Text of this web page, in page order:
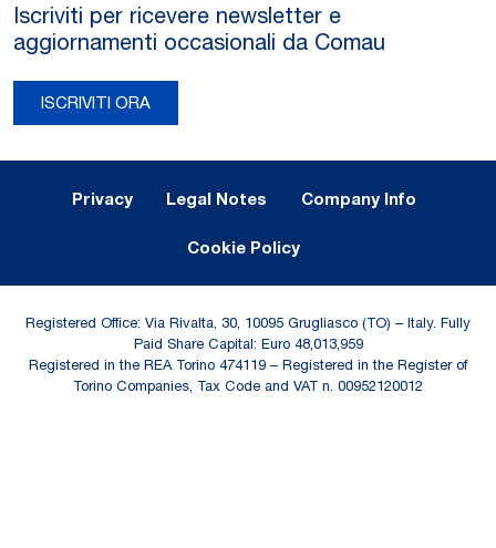
Iscriviti per ricevere newsletter e
aggiornamenti occasionali da Comau
ISCRIVITI ORA
Privacy Legal Notes Company Info
Cookie Policy
Registered Office: Via Rivalta, 30, 10095 Grugliasco (TO) – Italy. Fully
Paid Share Capital: Euro 48,013,959
Registered in the REA Torino 474119 – Registered in the Register of
Torino Companies, Tax Code and VAT n. 00952120012